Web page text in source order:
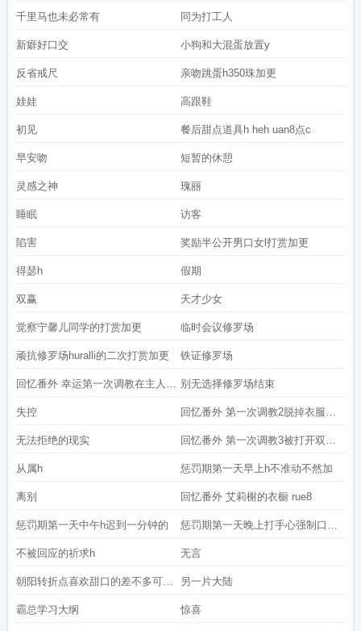
千里马也未必常有 同为打工人
新癖好口交 小狗和大混蛋放置y
反省戒尺 亲吻跳蛋h350珠加更
娃娃 高跟鞋
初见 餐后甜点道具h heh uan8点c
早安吻 短暂的休憩
灵感之神 瑰丽
睡眠 访客
陷害 奖励半公开男口女l打赏加更
得瑟h 假期
双赢 天才少女
觉察宁馨儿同学的打赏加更 临时会议修罗场
顽抗修罗场huralli的二次打赏加更 铁证修罗场
回忆番外 幸运第一次调教在主人面
前脱
别无选择修罗场结束
失控 回忆番外 第一次调教2脱掉衣服被
主人盯
无法拒绝的现实 回忆番外 第一次调教3被打开双腿
捆绑打
从属h 惩罚期第一天早上h不准动不然加
离别 回忆番外 艾莉榭的衣橱 rue8
惩罚期第一天中午h迟到一分钟的 惩罚期第一天晚上打手心强制口交
趴在
不被回应的祈求h 无言
朝阳转折点喜欢甜口的差不多可以
看啦
另一片大陆
霸总学习大纲 惊喜